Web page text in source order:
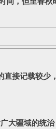
记载较少，
疆域的统治